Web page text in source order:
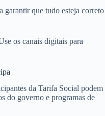
garantir que tudo esteja correto
os canais digitais para
da Tarifa Social podem
do governo e programas de